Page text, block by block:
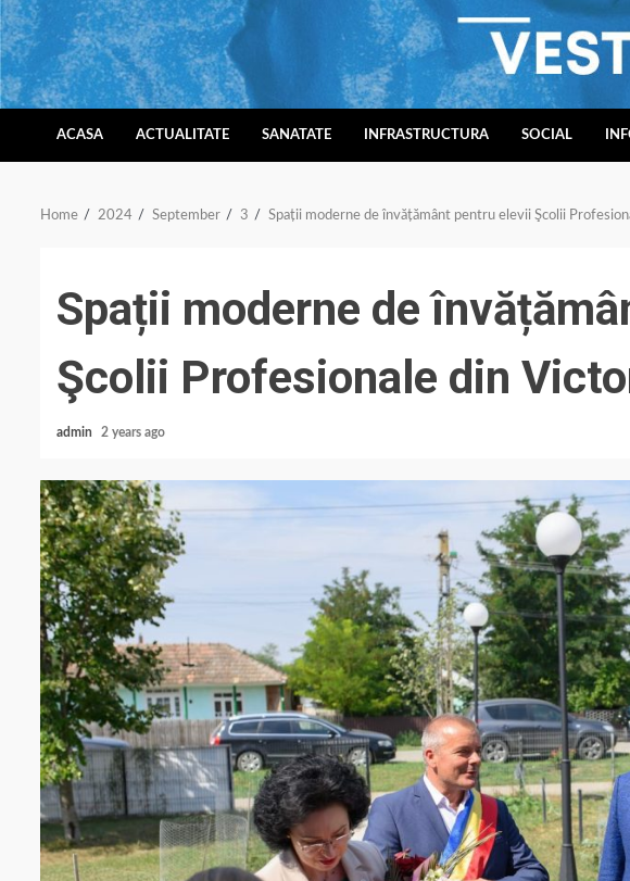
Skip
to
content
ACASA ACTUALITATE SANATATE INFRASTRUCTURA SOCIAL
Home 2024 September 3 Spații moderne de învățământ pentru elevii Şcolii
Spații moderne de
Şcolii Profesionale din
admin 2 years ago